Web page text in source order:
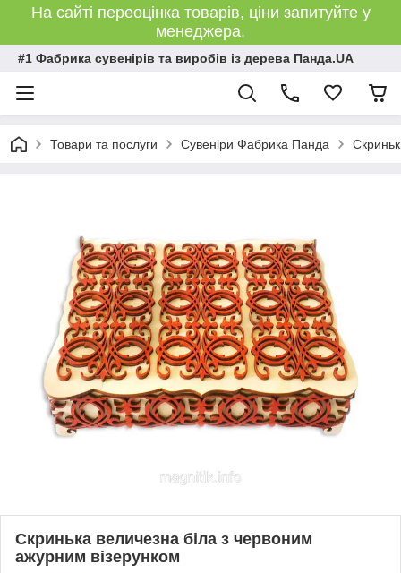
На сайті переоцінка товарів, ціни запитуйте у
менеджера.
#1 Фабрика сувенірів та виробів із дерева Панда.UA
Товари та послуги Сувеніри Фабрика Панда
Скринька величезна біла з червоним
ажурним візерунком